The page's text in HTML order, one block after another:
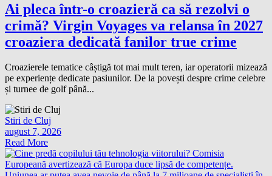
Ai pleca într-o croazieră ca să rezolvi o
crimă? Virgin Voyages va relansa în 2027
croaziera dedicată fanilor true crime
Croazierele tematice câștigă tot mai mult teren, iar operatorii mizează
pe experiențe dedicate pasiunilor. De la povești despre crime celebre
și turnee de golf până...
Stiri de Cluj
august 7, 2026
Read More